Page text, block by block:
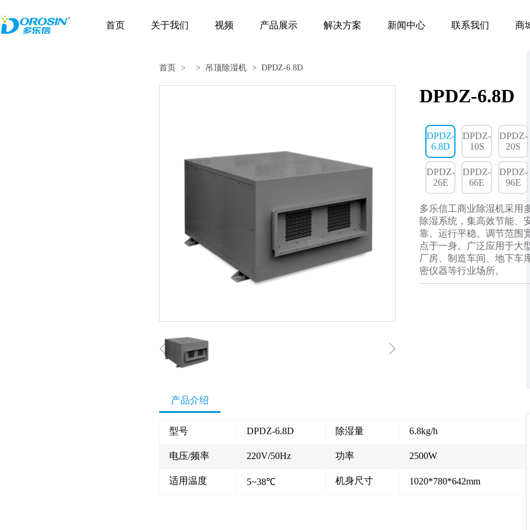
首页 关于我们 视频 产品展示 解决方案 新闻中心 联系我们 商
首页 > > 吊顶除湿机 > DPDZ-6.8D
DPDZ-6.8D
DPDZ-
6.8D
DPDZ-
10S
DPDZ-
20S
DPDZ-
26E
DPDZ-
66E
DPDZ-
96E
多乐信工商业除湿机采用
除湿系统，集高效节能、
靠、运行平稳、调节范围
点于一身。广泛应用于大
厂房、制造车间、地下车
密仪器等行业场所。
产品介绍
型号 DPDZ-6.8D 除湿量 6.8kg/h
电压/频率 220V/50Hz 功率 2500W
适用温度 5~38℃ 机身尺寸 1020*780*642mm